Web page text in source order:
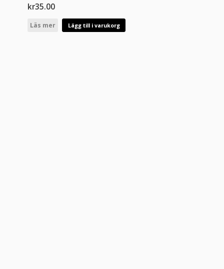
kr35.00
Läs mer Lägg till i varukorg